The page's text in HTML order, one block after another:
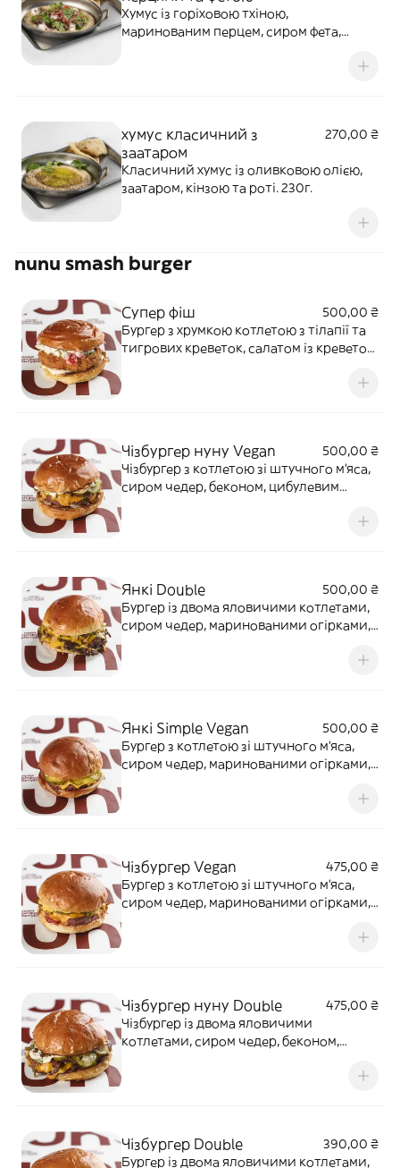
Хумус із горіховою тхіною,
маринованим перцем, сиром фета,
хумус класичний з
заатаром
270,00 ₴
Класичний хумус із оливковою олією,
заатаром, кінзою та роті. 230г.
nunu smash burger
Супер фіш
500,00 ₴
Бургер з хрумкою котлетою з тілапії та
тигрових креветок, салатом із креветок
Чізбургер нуну Vegan
500,00 ₴
Чізбургер з котлетою зі штучного м'яса,
сиром чедер, беконом, цибулевим
ріпчастою цибулею, соусом чіпотле та
Янкі Double
500,00 ₴
Бургер із двома яловичими котлетами,
сиром чедер, маринованими огірками,
Янкі Simple Vegan
500,00 ₴
Бургер з котлетою зі штучного м'яса,
сиром чедер, маринованими огірками,
Чізбургер Vegan
475,00 ₴
Бургер з котлетою зі штучного м'яса,
сиром чедер, маринованими огірками,
Чізбургер нуну Double
475,00 ₴
Чізбургер із двома яловичими
котлетами, сиром чедер, беконом,
огірками, ріпчастою цибулею, соусом
Чізбургер Double
390,00 ₴
Бургер із двома яловичими котлетами,